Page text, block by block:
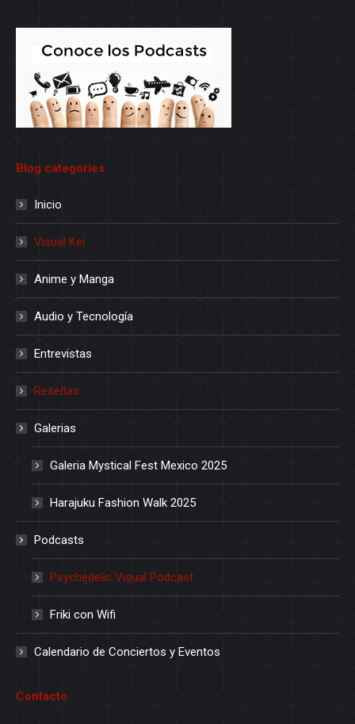
Blog categories
Inicio
Visual Kei
Anime y Manga
Audio y Tecnología
Entrevistas
Reseñas
Galerias
Galeria Mystical Fest Mexico 2025
Harajuku Fashion Walk 2025
Podcasts
Psychedelic Visual Podcast
Friki con Wifi
Calendario de Conciertos y Eventos
Contacto